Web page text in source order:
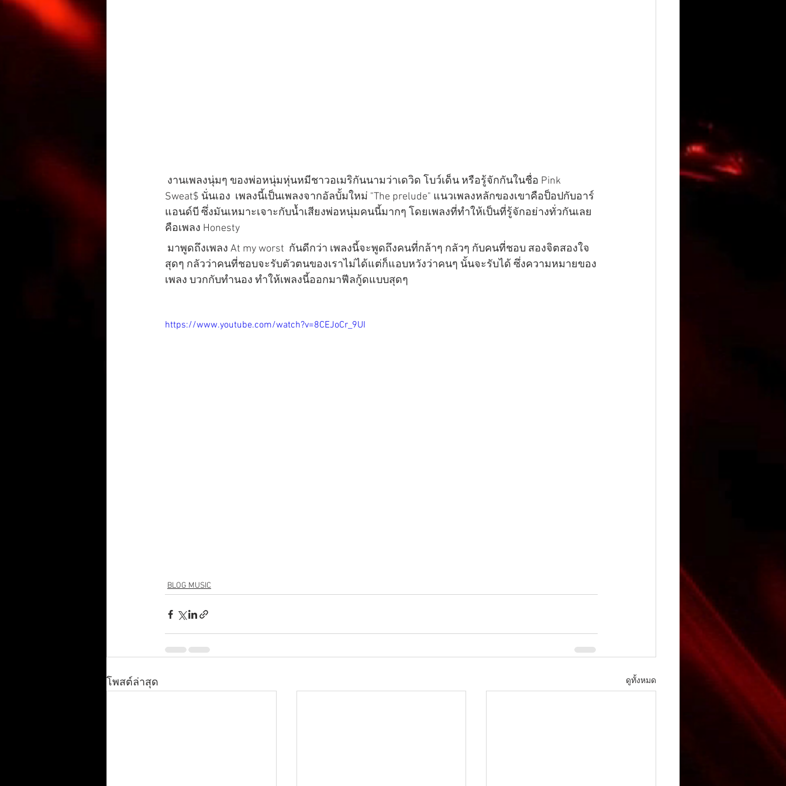
Sweat$ นั่นเอง  เพลงนี้เป็นเพลงจากอัลบั้มใหม่ "The prelude" แนวเพลงหลักของเขาคือป็อปกับอาร์
แอนด์บี ซึ่งมันเหมาะเจาะกับน้ำเสียงพ่อหนุ่มคนนี้มากๆ โดยเพลงที่ทำให้เป็นที่รู้จักอย่างทั่วกันเลย
คือเพลง Honesty
สุดๆ กลัวว่าคนที่ชอบจะรับตัวตนของเราไม่ได้แต่ก็แอบหวังว่าคนๆ นั้นจะรับได้ ซึ่งความหมายของ
เพลง บวกกับทำนอง ทำให้เพลงนี้ออกมาฟีลกู้ดแบบสุดๆ
https://www.youtube.com/watch?v=8CEJoCr_9UI
BLOG MUSIC
โพสต์ล่าสุด ดูทั้งหมด